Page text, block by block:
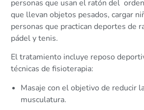
personas que usan el ratón del
que llevan objetos pesados, cargar
personas que practican deportes de
pádel y tenis.
El tratamiento incluye reposo
técnicas de fisioterapia:
Masaje con el objetivo de reducir
musculatura.